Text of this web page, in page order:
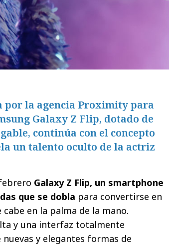
por la agencia Proximity para
Galaxy Z Flip, dotado de
continúa con el concepto
un talento oculto de la actriz
Galaxy Z Flip, un smartphone
que se dobla para convertirse en
en la palma de la mano.
y una interfaz totalmente
y elegantes formas de